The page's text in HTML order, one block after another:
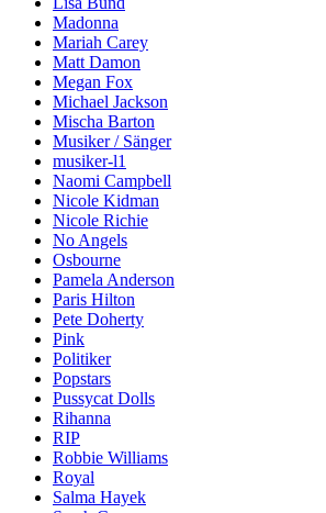
Madonna
Mariah Carey
Matt Damon
Megan Fox
Michael Jackson
Mischa Barton
Musiker / Sänger
musiker-l1
Naomi Campbell
Nicole Kidman
Nicole Richie
No Angels
Osbourne
Pamela Anderson
Paris Hilton
Pete Doherty
Pink
Politiker
Popstars
Pussycat Dolls
Rihanna
RIP
Robbie Williams
Royal
Salma Hayek